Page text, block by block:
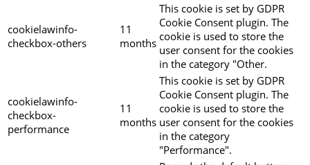
cookielawinfo-
checkbox-others
11
months
This cookie is set by GDPR
Cookie Consent plugin. The
cookie is used to store the
user consent for the cookies
in the category "Other.
cookielawinfo-
checkbox-
performance
11
months
This cookie is set by GDPR
Cookie Consent plugin. The
cookie is used to store the
user consent for the cookies
in the category
"Performance".